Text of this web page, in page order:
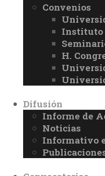
Convenios
Instituto
H.
Difusión
Informe de
Noticias
Informativo